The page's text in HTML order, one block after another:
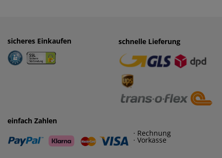
sicheres Einkaufen einfaches Zahlen
· Rechnung
· Vorkasse
schnelle Lieferung
einfach Zahlen
· Rechnung
· Vorkasse